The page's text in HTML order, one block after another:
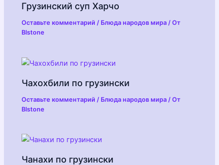
Грузинский суп Харчо
Оставьте комментарий / Блюда народов мира / От
Blstone
Чахохбили по грузински
Оставьте комментарий / Блюда народов мира / От
Blstone
Чанахи по грузински